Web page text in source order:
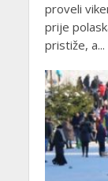
proveli
prije
pristiže, a...